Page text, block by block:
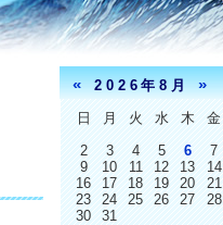
«2026年8月»
日 月 火 水 木 金
2
3 4 5 6 7
9
10 11 12 13 14
16
17 18 19 20 21
23
24 25 26 27 28
30
31